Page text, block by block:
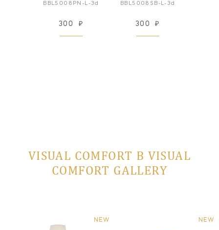
BBL5008PN-L-3d
300 ₽
BBL5008SB-L-3d
300 ₽
VISUAL COMFORT В VISUAL
COMFORT GALLERY
NEW NEW